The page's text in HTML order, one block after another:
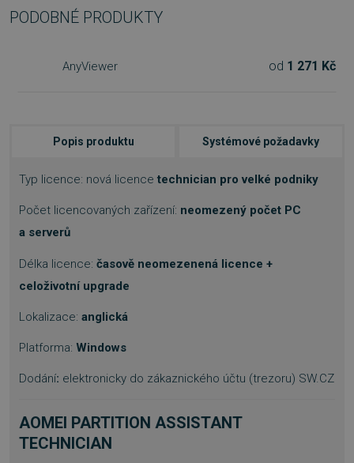
PODOBNÉ PRODUKTY
AnyViewer od 1 271 Kč
Popis produktu Systémové požadavky
Typ licence: nová licence technician pro velké podniky
Počet licencovaných zařízení: neomezený počet PC
a serverů
Délka licence: časově neomezenená licence +
celoživotní upgrade
Lokalizace: anglická
Platforma: Windows
Dodání: elektronicky do zákaznického účtu (trezoru) SW.CZ
AOMEI PARTITION ASSISTANT
TECHNICIAN